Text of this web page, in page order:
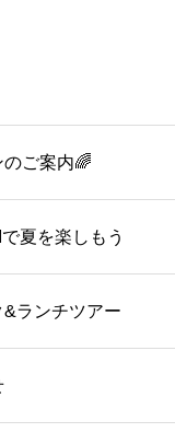
ご案内🌈
夏を楽しもう
ランチツアー